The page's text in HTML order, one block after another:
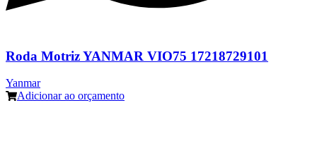
Roda Motriz YANMAR VIO75 17218729101
Yanmar
Adicionar ao orçamento